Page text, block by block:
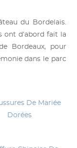
du Bordelais.
ont d’abord fait la
Bordeaux, pour
dans le parc